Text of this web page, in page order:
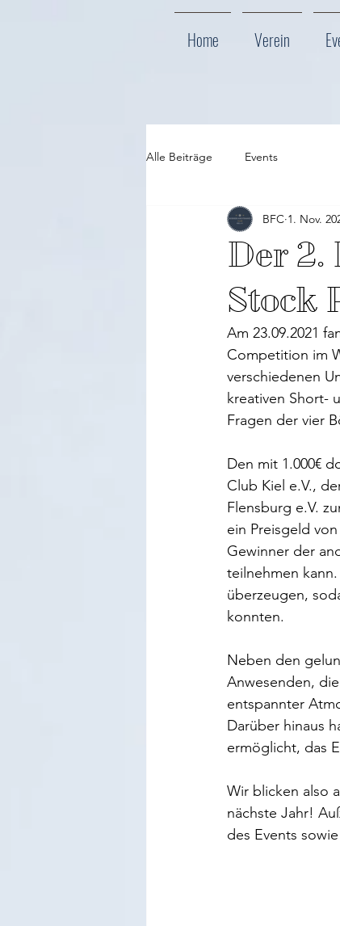
Home Verein
Alle Beiträge Events
Der 2.
Stock
BFC 1. Nov.
Am 23.09.2021
Competition im
verschiedenen
kreativen Short-
Fragen der vier
Den mit 1.000€
Club Kiel e.V.,
Flensburg e.V.
ein Preisgeld
Gewinner der
teilnehmen
überzeugen,
konnten.
Neben den
Anwesenden,
entspannter
Darüber hinaus
ermöglicht, das
Wir blicken also
nächste Jahr!
des Events